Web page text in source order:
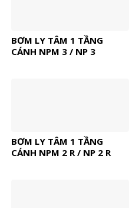
BƠM LY TÂM 1 TẦNG
CÁNH NPM 3 / NP 3
BƠM LY TÂM 1 TẦNG
CÁNH NPM 2 R / NP 2 R